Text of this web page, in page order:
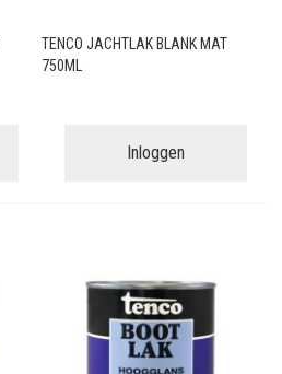
TENCO JACHTLAK BLANK MAT
750ML
Inloggen